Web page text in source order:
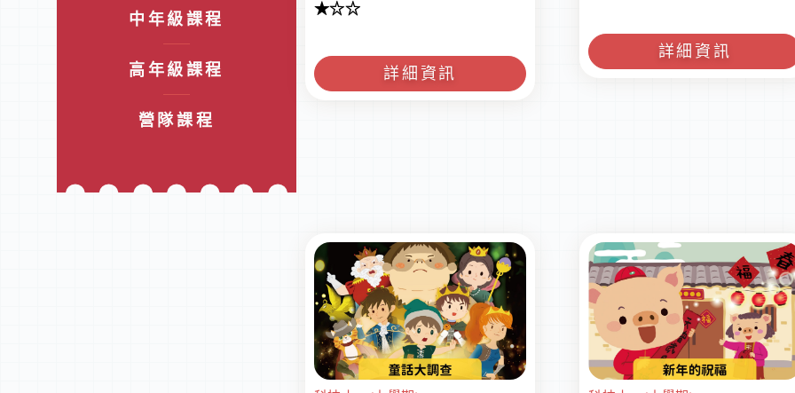
中年級課程
高年級課程
營隊課程
★☆☆
詳細資訊
詳細資訊